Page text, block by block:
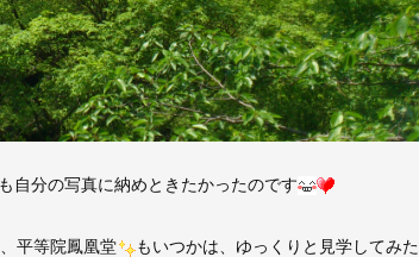
分の写真に納めときたかったのです
平等院鳳凰堂
もいつかは、ゆっくりと見学してみた